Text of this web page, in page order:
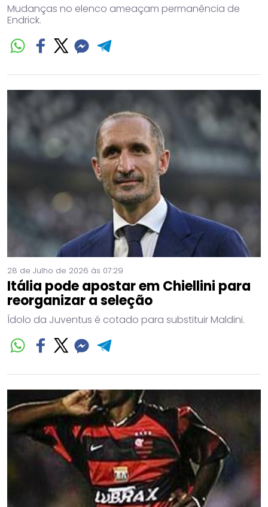
Mudanças no elenco ameaçam permanência de
Endrick.
28 de Julho de 2026 às 07:29
Itália pode apostar em Chiellini para
reorganizar a seleção
Ídolo da Juventus é cotado para substituir Maldini.